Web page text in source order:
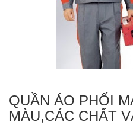
QUẦN ÁO PHỐI
MÀU,CÁC CHẤT